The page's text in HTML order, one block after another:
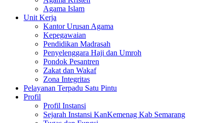
Agama Islam
Unit Kerja
Kantor Urusan Agama
Kepegawaian
Pendidikan Madrasah
Penyelenggara Haji dan Umroh
Pondok Pesantren
Zakat dan Wakaf
Zona Integritas
Pelayanan Terpadu Satu Pintu
Profil
Profil Instansi
Sejarah Instansi KanKemenag Kab Semarang